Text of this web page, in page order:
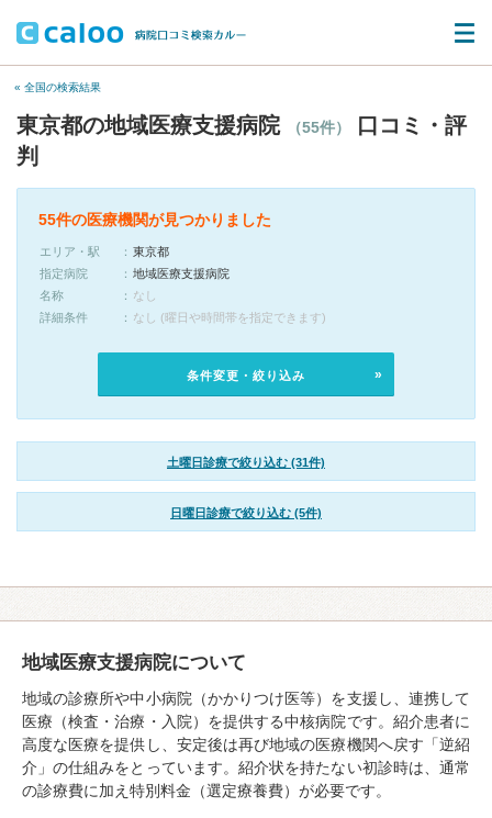
« 全国の検索結果
東京都の地域医療支援病院 （55件）
口コミ・評
判
55件の医療機関が見つかりました
エリア・駅
東京都
指定病院
地域医療支援病院
名称
なし
詳細条件
なし (曜日や時間帯を指定できます)
条件変更・絞り込み
土曜日診療で絞り込む (31件)
日曜日診療で絞り込む (5件)
地域医療支援病院について
地域の診療所や中小病院（かかりつけ医等）を支援し、連携して
医療（検査・治療・入院）を提供する中核病院です。紹介患者に
高度な医療を提供し、安定後は再び地域の医療機関へ戻す「逆紹
介」の仕組みをとっています。紹介状を持たない初診時は、通常
の診療費に加え特別料金（選定療養費）が必要です。